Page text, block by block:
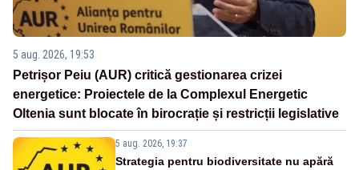
5 aug. 2026, 19:53
Petrișor Peiu (AUR) critică gestionarea crizei
energetice: Proiectele de la Complexul Energetic
Oltenia sunt blocate în birocrație și restricții legislative
5 aug. 2026, 19:37
Strategia pentru biodiversitate nu apără